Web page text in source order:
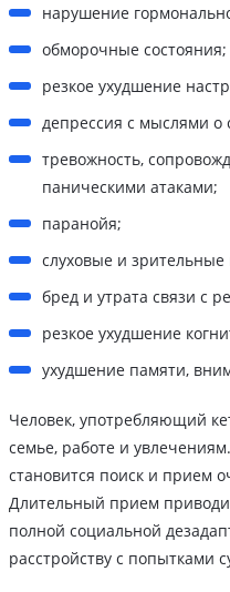
нарушение
обморочные состояния;
резкое ухудшение
депрессия с мыслями о
тревожность,
паническими атаками;
паранойя;
слуховые и
бред и утрата связи с
резкое ухудшение
ухудшение памяти,
Человек, употребляющий
семье, работе и
становится поиск и прием
Длительный прием
полной социальной
расстройству с попытками